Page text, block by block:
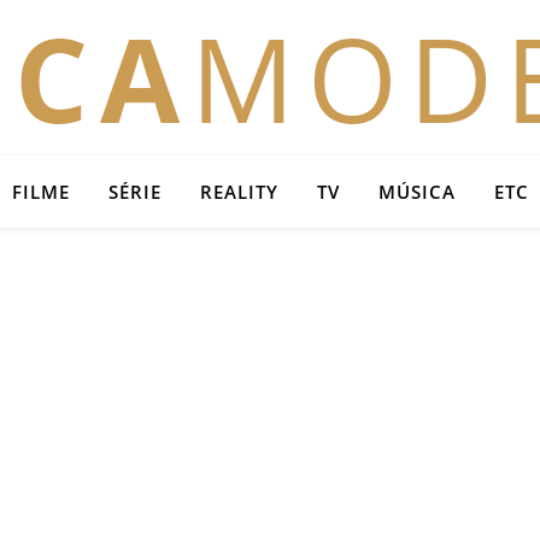
FILME SÉRIE REALITY TV MÚSICA ETC